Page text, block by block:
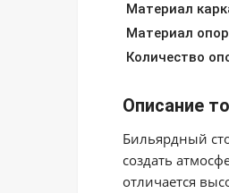
Материал
Материал опор
Количество
Описание
Бильярдный
создать
отличается